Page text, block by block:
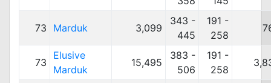
73 Marduk 3,099
343 -
445
191 -
258
73
Elusive
Marduk
15,495
383 -
506
191 -
258